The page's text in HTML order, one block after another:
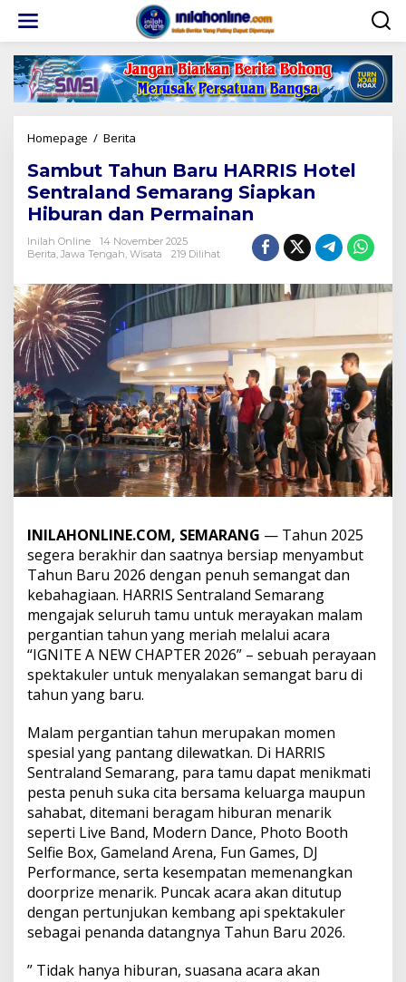
konten
Homepage / Berita
Baru
HARRIS
Hotel
Sentraland
Semarang
Siapkan
dan
Permainan
Sambut Tahun Baru HARRIS Hotel
Sentraland Semarang Siapkan
Hiburan dan Permainan
Inilah Online
14 November 2025
Berita Jawa Tengah Wisata 219 Dilihat
INILAHONLINE.COM, SEMARANG — Tahun 2025
segera berakhir dan saatnya bersiap menyambut
Tahun Baru 2026 dengan penuh semangat dan
kebahagiaan. HARRIS Sentraland Semarang
mengajak seluruh tamu untuk merayakan malam
pergantian tahun yang meriah melalui acara
“IGNITE A NEW CHAPTER 2026” – sebuah perayaan
spektakuler untuk menyalakan semangat baru di
tahun yang baru.
Malam pergantian tahun merupakan momen
spesial yang pantang dilewatkan. Di HARRIS
Sentraland Semarang, para tamu dapat menikmati
pesta penuh suka cita bersama keluarga maupun
sahabat, ditemani beragam hiburan menarik
seperti Live Band, Modern Dance, Photo Booth
Selfie Box, Gameland Arena, Fun Games, DJ
Performance, serta kesempatan memenangkan
doorprize menarik. Puncak acara akan ditutup
dengan pertunjukan kembang api spektakuler
sebagai penanda datangnya Tahun Baru 2026.
” Tidak hanya hiburan, suasana acara akan